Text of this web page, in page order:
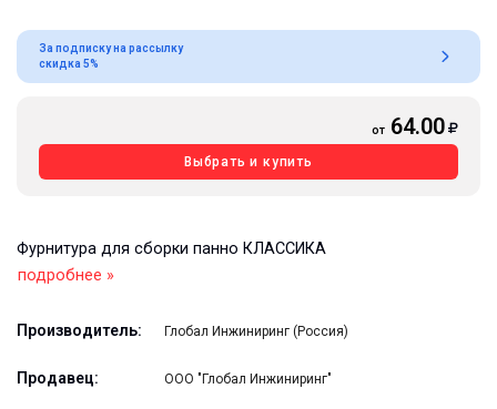
За подписку на рассылку
скидка 5%
от 64.00
Выбрать и купить
Фурнитура для сборки панно КЛАССИКА
подробнее »
Производитель: Глобал Инжиниринг (Россия)
Продавец: ООО "Глобал Инжиниринг"